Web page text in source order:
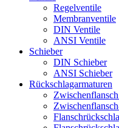
Regelventile
Membranventile
DIN Ventile
ANSI Ventile
Schieber
DIN Schieber
ANSI Schieber
Rückschlag­armaturen